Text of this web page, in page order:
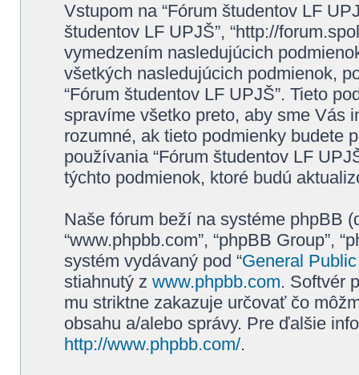
Vstupom na “Fórum študentov LF
študentov LF UPJŠ”, “http://
vymedzením nasledujúcich
všetkých nasledujúcich podmienok,
“Fórum študentov LF UPJŠ”. Tieto
spravíme všetko preto, aby sme Vás
rozumné, ak tieto podmienky budete
používania “Fórum študentov LF
týchto podmienok, ktoré budú
Naše fórum beží na systéme phpBB
“www.phpbb.com”, “phpBB Group”,
systém vydávaný pod “General
stiahnutý z www.phpbb.com. Softvér
mu striktne zakazuje určovať čo
obsahu a/alebo správy. Pre ďalšie
http://www.phpbb.com/.